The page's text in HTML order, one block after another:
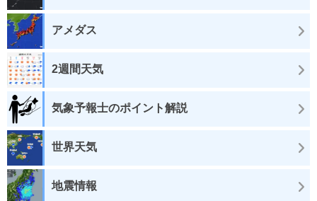
アメダス
2週間天気
気象予報士のポイント解説
世界天気
地震情報